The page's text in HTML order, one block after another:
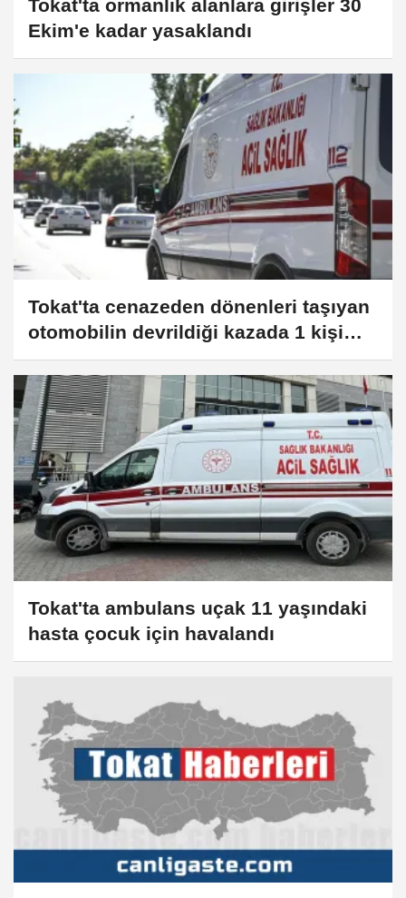
Tokat'ta ormanlık alanlara girişler 30
Ekim'e kadar yasaklandı
Tokat'ta cenazeden dönenleri taşıyan
otomobilin devrildiği kazada 1 kişi
öldü, 1 kişi yaralandı
Tokat'ta ambulans uçak 11 yaşındaki
hasta çocuk için havalandı